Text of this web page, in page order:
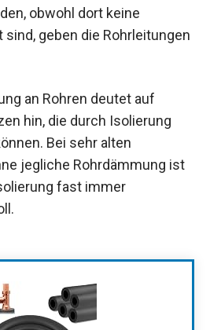
obwohl dort keine
geben die Rohrleitungen
an Rohren deutet auf
hin, die durch Isolierung
Bei sehr alten
jegliche Rohrdämmung ist
fast immer